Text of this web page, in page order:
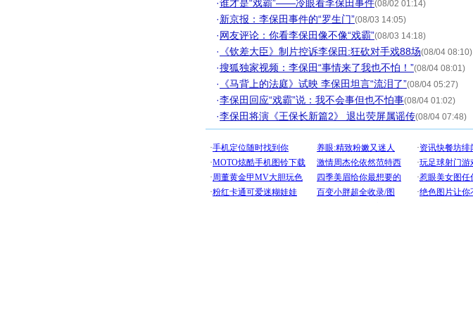
·谁才是“戏霸”——冷眼看李保田事件(08/02 01:14)
·新京报：李保田事件的“罗生门”(08/03 14:05)
·网友评论：你看李保田像不像“戏霸”(08/03 14:18)
· 《钦差大臣》制片控诉李保田:狂砍对手戏88场(08/04 08:10)
·搜狐独家视频：李保田“事情来了我也不怕！”(08/04 08:01)
· 《马背上的法庭》试映 李保田坦言“流泪了”(08/04 05:27)
·李保田回应“戏霸”说：我不会事但也不怕事(08/04 01:02)
·李保田将演《王保长新篇2》 退出荧屏属谣传(08/04 07:48)